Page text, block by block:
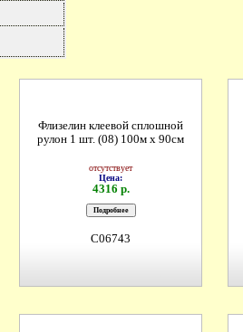
Флизелин клеевой сплошной
рулон 1 шт. (08) 100м х 90см
отсутствует
Цена:
4316 р.
C06743